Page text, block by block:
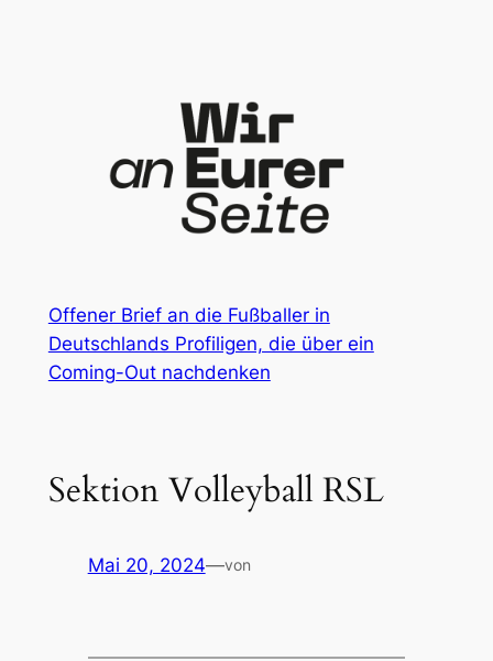
Offener Brief an die Fußballer in
Deutschlands Profiligen, die über ein
Coming-Out nachdenken
Sektion Volleyball RSL
Mai 20, 2024—von